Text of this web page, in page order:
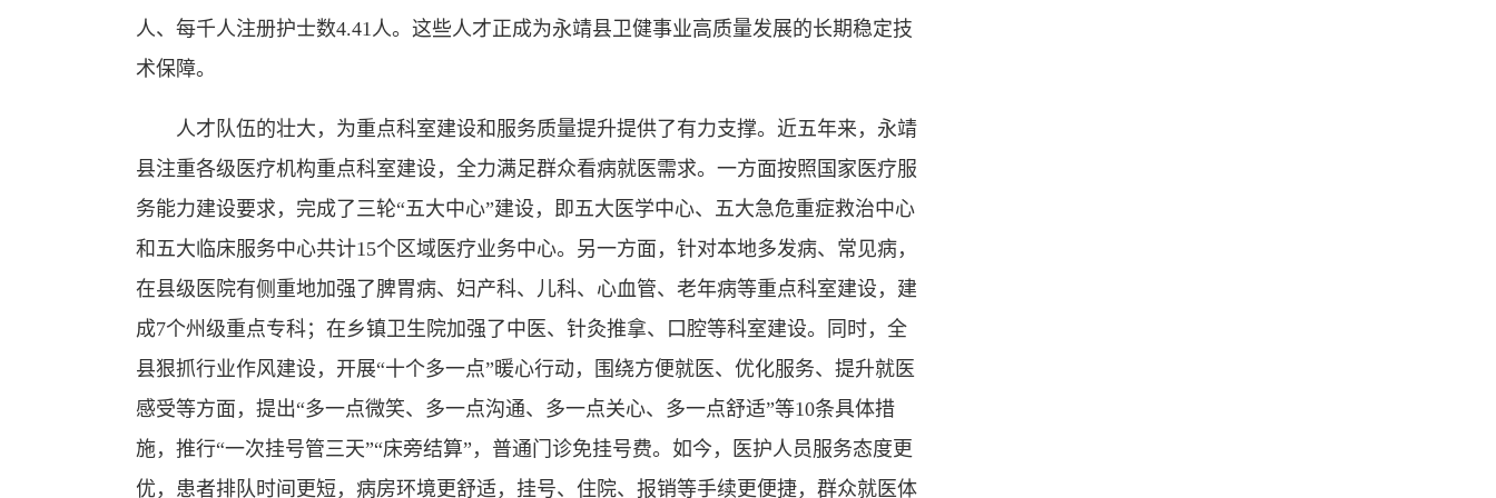
人、每千人注册护士数4.41人。这些人才正成为永靖县卫健事业高质量发展的长期稳定技
术保障。
人才队伍的壮大，为重点科室建设和服务质量提升提供了有力支撑。近五年来，永靖
县注重各级医疗机构重点科室建设，全力满足群众看病就医需求。一方面按照国家医疗服
务能力建设要求，完成了三轮“五大中心”建设，即五大医学中心、五大急危重症救治中心
和五大临床服务中心共计15个区域医疗业务中心。另一方面，针对本地多发病、常见病，
在县级医院有侧重地加强了脾胃病、妇产科、儿科、心血管、老年病等重点科室建设，建
成7个州级重点专科；在乡镇卫生院加强了中医、针灸推拿、口腔等科室建设。同时，全
县狠抓行业作风建设，开展“十个多一点”暖心行动，围绕方便就医、优化服务、提升就医
感受等方面，提出“多一点微笑、多一点沟通、多一点关心、多一点舒适”等10条具体措
施，推行“一次挂号管三天”“床旁结算”，普通门诊免挂号费。如今，医护人员服务态度更
优，患者排队时间更短，病房环境更舒适，挂号、住院、报销等手续更便捷，群众就医体